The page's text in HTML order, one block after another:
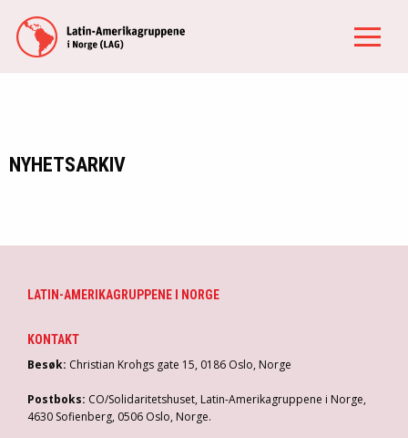
NYHETSARKIV
LATIN-AMERIKAGRUPPENE I NORGE
KONTAKT
Besøk: Christian Krohgs gate 15, 0186 Oslo, Norge
Postboks: CO/Solidaritetshuset, Latin-Amerikagruppene i Norge,
4630 Sofienberg, 0506 Oslo, Norge.